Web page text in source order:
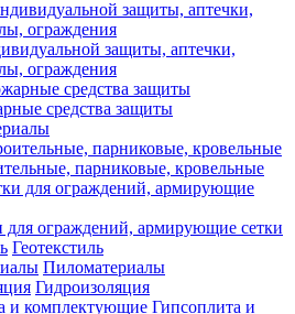
защиты, аптечки,
ограждения
средства защиты
парниковые, кровельные
для ограждений, армирующие сетки
Геотекстиль
Пиломатериалы
Гидроизоляция
Гипсоплита и